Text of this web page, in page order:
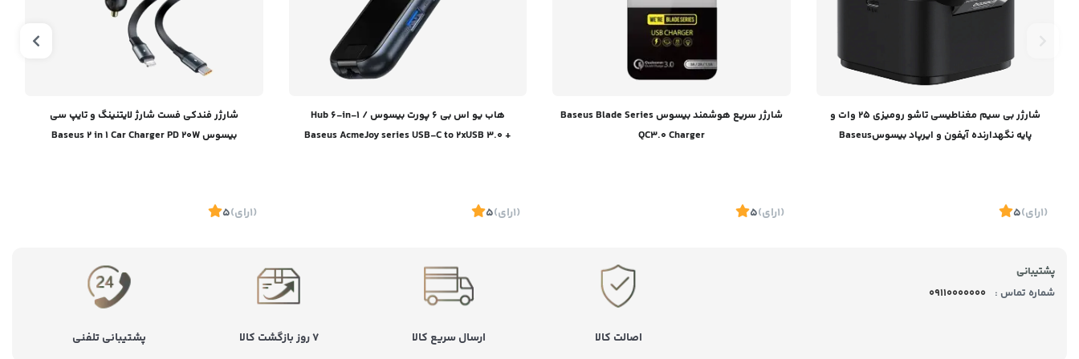
شارژر بی سیم مغناطیسی تاشو رومیزی 25 وات و
پایه نگهدارنده آیفون و ایرپاد بیسوسBaseus
(1 رای)
5
شارژر سریع هوشمند بیسوس Baseus Blade Series
QC3.0 Charger
(1 رای)
5
هاب یو اس بی 6 پورت بیسوس / Hub 6-in-1
Baseus AcmeJoy series USB-C to 2xUSB 3.0 +
موجود
(1 رای)
5
شارژر فندکی فست شارژ لایتنینگ و تایپ سی
بیسوس Baseus 2 in 1 Car Charger PD 20W
موجود
(1 رای)
5
پشتیبانی
شماره تماس :
09110000000
اصالت کالا ارسال سریع کالا ۷ روز بازگشت کالا پشتیبانی تلفنی